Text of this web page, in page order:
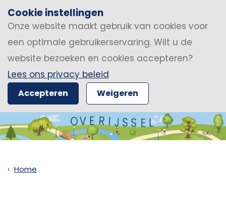
Cookie instellingen
Onze website maakt gebruik van cookies voor
een optimale gebruikerservaring. Wilt u de
website bezoeken en cookies accepteren?
Lees ons privacy beleid
Accepteren Weigeren
Home